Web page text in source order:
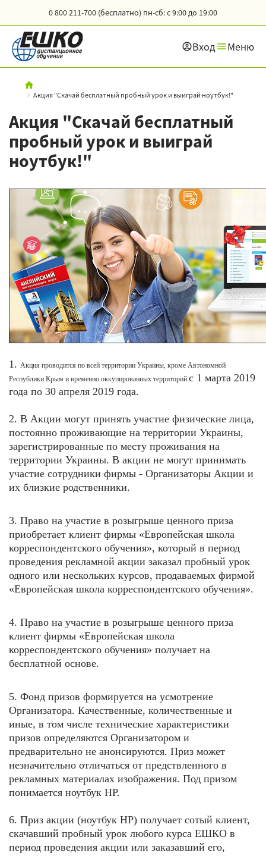
0 800 211-700 (бесплатно) пн-сб: с 9:00 до 19:00
Вход Меню
Акция "Скачай бесплатный пробный урок и выиграй ноутбук!"
Акция "Скачай бесплатный
пробный урок и выиграй
ноутбук!"
1. Акция проводится по всей территории Украины, кроме Автономной
Республики Крым и временно оккупированных территорий с 1 марта 2019
года по 30 апреля 2019 года.
2. В Акции могут принять участие физические лица,
постоянно проживающие на территории Украины,
зарегистрированные по месту проживания на
территории Украины. В акции не могут принимать
участие сотрудники фирмы - Организаторы Акции и
их близкие родственники.
3. Право на участие в розыгрыше ценного приза
приобретает клиент фирмы «Европейская школа
корреспондентского обучения», который в период
проведения рекламной акции заказал пробный урок
одного или нескольких курсов, продаваемых фирмой
«Европейская школа корреспондентского обучения».
4. Право на участие в розыгрыше ценного приза
клиент фирмы «Европейская школа
корреспондентского обучения» получает на
бесплатной основе.
5. Фонд призов формируется на усмотрение
Организатора. Качественные, количественные и
иные, в том числе технические характеристики
призов определяются Организатором и
предварительно не анонсируются. Приз может
незначительно отличаться от предствленного в
рекламных материалах изображения. Под призом
понимается ноутбук HP.
6. Приз акции (ноутбук HP) получает сотый клиент,
скачавший пробный урок любого курса ЕШКО в
период проведения акции или заказавший его,